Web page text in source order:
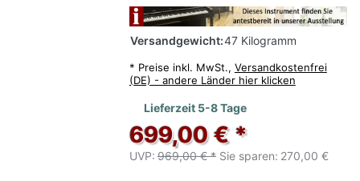
Versandgewicht:47 Kilogramm
* Preise inkl. MwSt., Versandkostenfrei
(DE) - andere Länder hier klicken
Lieferzeit 5-8 Tage
699,00 € *
UVP: 969,00 € * Sie sparen: 270,00 €